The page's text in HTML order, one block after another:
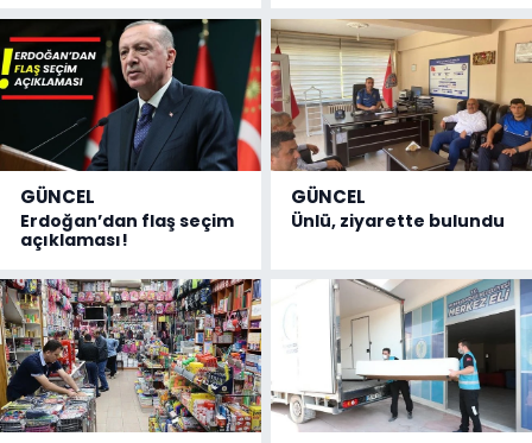
GÜNCEL
Erdoğan’dan flaş seçim
açıklaması!
GÜNCEL
Ünlü, ziyarette bulundu